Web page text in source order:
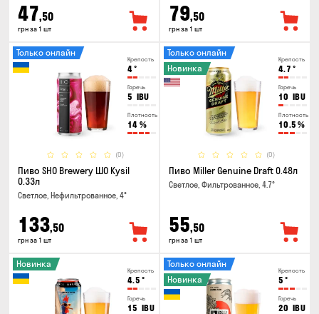
47,50
грн за 1 шт
79,50
грн за 1 шт
Крепость
4°
Горечь
5 IBU
Плотность
14 %
(0)
Только онлайн
Пиво SHO Brewery ШО Kysil
0.33л
Светлое, Нефильтрованное, 4°
133,50
грн за 1 шт
Крепость
4.7 °
Горечь
10 IBU
Плотность
10.5 %
(0)
Только онлайн
Новинка
Пиво Miller Genuine Draft 0.48л
Светлое, Фильтрованное, 4.7°
55,50
грн за 1 шт
Крепость
4.5 °
Горечь
15 IBU
Новинка
Крепость
5 °
Горечь
20 IBU
Только онлайн
Новинка